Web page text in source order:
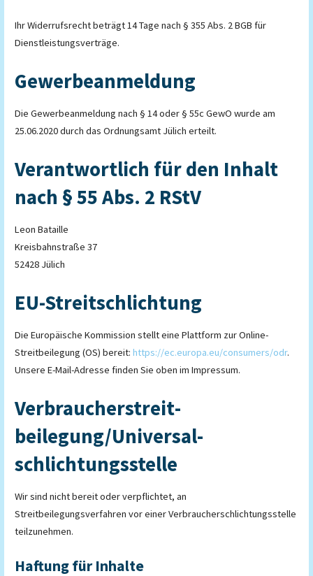
Ihr Widerrufsrecht beträgt 14 Tage nach § 355 Abs. 2 BGB für
Dienstleistungsverträge.
Gewerbeanmeldung
Die Gewerbeanmeldung nach § 14 oder § 55c GewO wurde am
25.06.2020 durch das Ordnungsamt Jülich erteilt.
Verantwortlich für den Inhalt
nach § 55 Abs. 2 RStV
Leon Bataille
Kreisbahnstraße 37
52428 Jülich
EU-Streitschlichtung
Die Europäische Kommission stellt eine Plattform zur Online-
Streitbeilegung (OS) bereit: https://ec.europa.eu/consumers/odr.
Unsere E-Mail-Adresse finden Sie oben im Impressum.
Verbraucher­streit­
beilegung/Universal­
schlichtungs­stelle
Wir sind nicht bereit oder verpflichtet, an
Streitbeilegungsverfahren vor einer Verbraucherschlichtungsstelle
teilzunehmen.
Haftung für Inhalte